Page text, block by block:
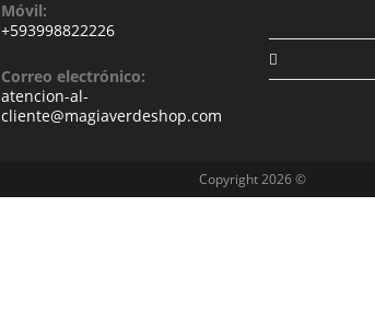
Móvil:
+593998822226
Correo electrónico:
atencion-al-
cliente@magiaverdeshop.com
Copyright 2026 ©